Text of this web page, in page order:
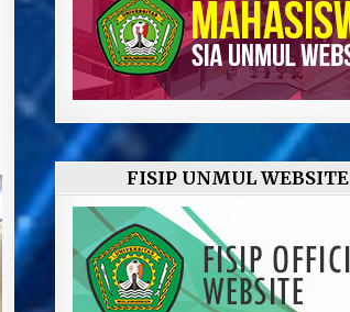
FISIP UNMUL WEBSITE